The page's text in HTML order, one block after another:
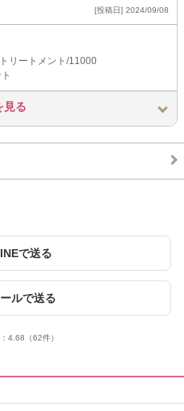
[投稿日] 2024/09/08
リートメント/11000
見る
で送る
ルで送る
4.68 （62件）